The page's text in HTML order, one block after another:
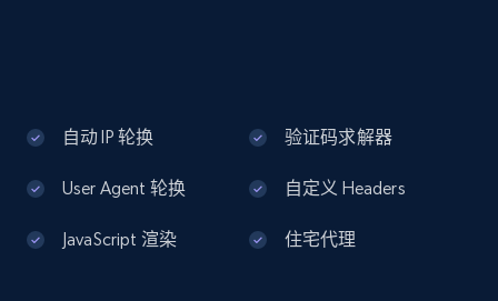
Address, Description, Business details, and
more.
自动 IP 轮换 验证码求解器
User Agent 轮换 自定义 Headers
JavaScript 渲染 住宅代理